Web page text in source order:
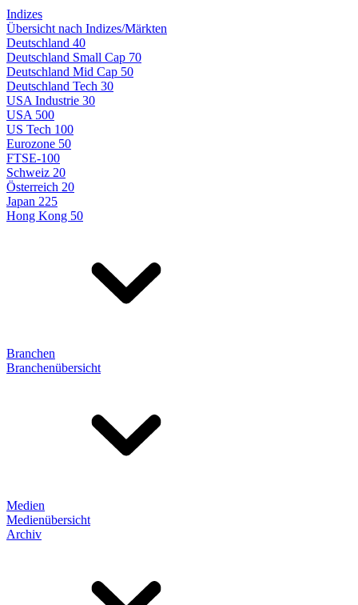
Indizes
Übersicht nach Indizes/Märkten
Deutschland 40
Deutschland Small Cap 70
Deutschland Mid Cap 50
Deutschland Tech 30
USA Industrie 30
USA 500
US Tech 100
Eurozone 50
FTSE-100
Schweiz 20
Österreich 20
Japan 225
Hong Kong 50
Branchen
Branchenübersicht
Medien
Medienübersicht
Archiv